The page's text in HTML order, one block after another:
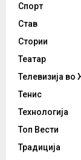
Спорт
Став
Стории
Театар
Телевизија во
Тенис
Технологија
Топ Вести
Традиција